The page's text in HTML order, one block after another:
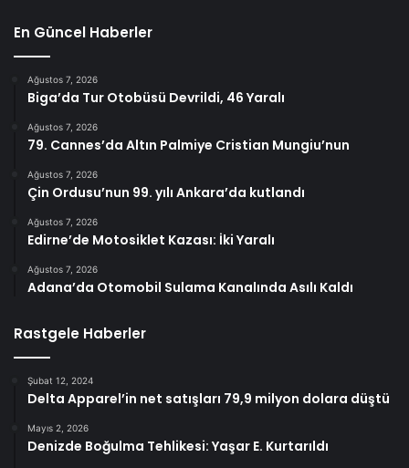
En Güncel Haberler
Ağustos 7, 2026
Biga’da Tur Otobüsü Devrildi, 46 Yaralı
Ağustos 7, 2026
79. Cannes’da Altın Palmiye Cristian Mungiu’nun
Ağustos 7, 2026
Çin Ordusu’nun 99. yılı Ankara’da kutlandı
Ağustos 7, 2026
Edirne’de Motosiklet Kazası: İki Yaralı
Ağustos 7, 2026
Adana’da Otomobil Sulama Kanalında Asılı Kaldı
Rastgele Haberler
Şubat 12, 2024
Delta Apparel’in net satışları 79,9 milyon dolara düştü
Mayıs 2, 2026
Denizde Boğulma Tehlikesi: Yaşar E. Kurtarıldı